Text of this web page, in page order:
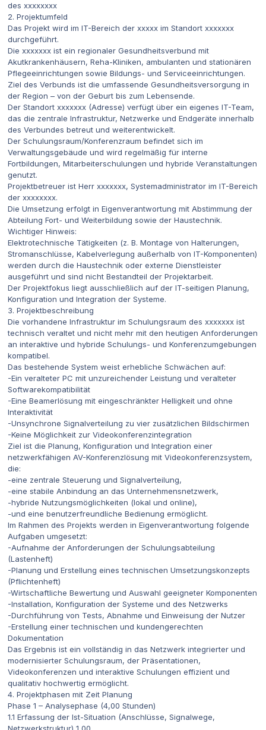
des xxxxxxxx
2. Projektumfeld
Das Projekt wird im IT-Bereich der xxxxx im Standort xxxxxxx
durchgeführt.
Die xxxxxxx ist ein regionaler Gesundheitsverbund mit
Akutkrankenhäusern, Reha-Kliniken, ambulanten und stationären
Pflegeeinrichtungen sowie Bildungs- und Serviceeinrichtungen.
Ziel des Verbunds ist die umfassende Gesundheitsversorgung in
der Region – von der Geburt bis zum Lebensende.
Der Standort xxxxxxx (Adresse) verfügt über ein eigenes IT-Team,
das die zentrale Infrastruktur, Netzwerke und Endgeräte innerhalb
des Verbundes betreut und weiterentwickelt.
Der Schulungsraum/Konferenzraum befindet sich im
Verwaltungsgebäude und wird regelmäßig für interne
Fortbildungen, Mitarbeiterschulungen und hybride Veranstaltungen
genutzt.
Projektbetreuer ist Herr xxxxxxx, Systemadministrator im IT-Bereich
der xxxxxxxx.
Die Umsetzung erfolgt in Eigenverantwortung mit Abstimmung der
Abteilung Fort- und Weiterbildung sowie der Haustechnik.
Wichtiger Hinweis:
Elektrotechnische Tätigkeiten (z. B. Montage von Halterungen,
Stromanschlüsse, Kabelverlegung außerhalb von IT-Komponenten)
werden durch die Haustechnik oder externe Dienstleister
ausgeführt und sind nicht Bestandteil der Projektarbeit.
Der Projektfokus liegt ausschließlich auf der IT-seitigen Planung,
Konfiguration und Integration der Systeme.
3. Projektbeschreibung
Die vorhandene Infrastruktur im Schulungsraum des xxxxxxx ist
technisch veraltet und nicht mehr mit den heutigen Anforderungen
an interaktive und hybride Schulungs- und Konferenzumgebungen
kompatibel.
Das bestehende System weist erhebliche Schwächen auf:
-Ein veralteter PC mit unzureichender Leistung und veralteter
Softwarekompatibilität
-Eine Beamerlösung mit eingeschränkter Helligkeit und ohne
Interaktivität
-Unsynchrone Signalverteilung zu vier zusätzlichen Bildschirmen
-Keine Möglichkeit zur Videokonferenzintegration
Ziel ist die Planung, Konfiguration und Integration einer
netzwerkfähigen AV-Konferenzlösung mit Videokonferenzsystem,
die:
-eine zentrale Steuerung und Signalverteilung,
-eine stabile Anbindung an das Unternehmensnetzwerk,
-hybride Nutzungsmöglichkeiten (lokal und online),
-und eine benutzerfreundliche Bedienung ermöglicht.
Im Rahmen des Projekts werden in Eigenverantwortung folgende
Aufgaben umgesetzt:
-Aufnahme der Anforderungen der Schulungsabteilung
(Lastenheft)
-Planung und Erstellung eines technischen Umsetzungskonzepts
(Pflichtenheft)
-Wirtschaftliche Bewertung und Auswahl geeigneter Komponenten
-Installation, Konfiguration der Systeme und des Netzwerks
-Durchführung von Tests, Abnahme und Einweisung der Nutzer
-Erstellung einer technischen und kundengerechten
Dokumentation
Das Ergebnis ist ein vollständig in das Netzwerk integrierter und
modernisierter Schulungsraum, der Präsentationen,
Videokonferenzen und interaktive Schulungen effizient und
qualitativ hochwertig ermöglicht.
4. Projektphasen mit Zeit Planung
Phase 1 – Analysephase (4,00 Stunden)
1.1 Erfassung der Ist-Situation (Anschlüsse, Signalwege,